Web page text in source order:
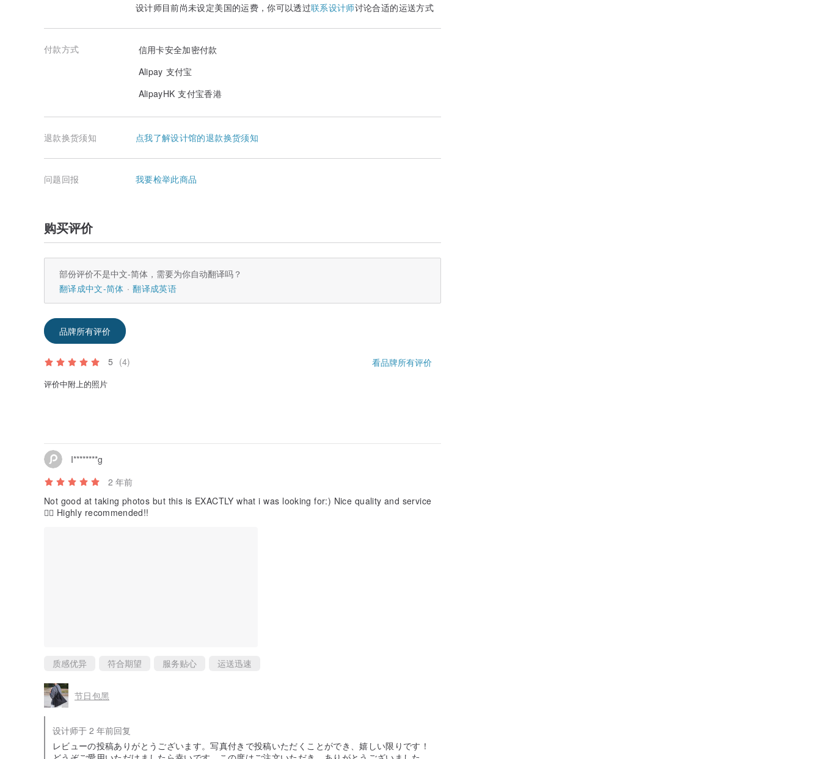
设计师目前尚未设定美国的运费，你可以透过联系设计师讨论合适的运送方式
付款方式
信用卡安全加密付款
Alipay 支付宝
AlipayHK 支付宝香港
退款换货须知 点我了解设计馆的退款换货须知
问题回报 我要检举此商品
购买评价
部份评价不是中文-简体，需要为你自动翻译吗？
翻译成中文-简体
翻译成英语
品牌所有评价
5 (4) 看品牌所有评价
评价中附上的照片
I********g
2 年前
Not good at taking photos but this is EXACTLY what i was looking for:) Nice quality and service
👍🏼 Highly recommended!!
质感优异 符合期望 服务贴心 运送迅速
节日包黑
设计师于 2 年前回复
レビューの投稿ありがとうございます。写真付きで投稿いただくことができ、嬉しい限りです！